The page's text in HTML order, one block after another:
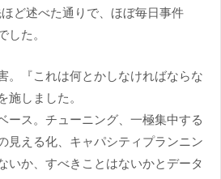
ど述べた通りで、ほぼ毎日事件
した。
。『これは何とかしなければならな
しました。
ース。チューニング、一極集中する
見える化、キャパシティプランニン
いか、すべきことはないかとデータ